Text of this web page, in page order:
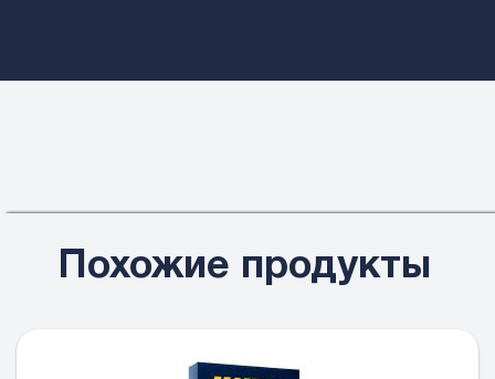
Похожие продукты